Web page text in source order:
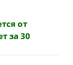
от
за 30